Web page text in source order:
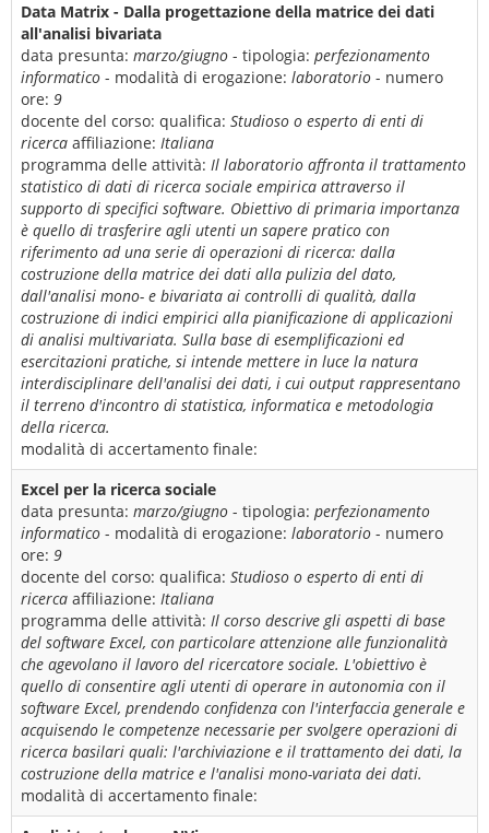
Data Matrix - Dalla progettazione della matrice dei dati
all'analisi bivariata
data presunta: marzo/giugno - tipologia: perfezionamento
informatico - modalità di erogazione: laboratorio - numero
ore: 9
docente del corso: qualifica: Studioso o esperto di enti di
ricerca affiliazione: Italiana
programma delle attività: Il laboratorio affronta il trattamento
statistico di dati di ricerca sociale empirica attraverso il
supporto di specifici software. Obiettivo di primaria importanza
è quello di trasferire agli utenti un sapere pratico con
riferimento ad una serie di operazioni di ricerca: dalla
costruzione della matrice dei dati alla pulizia del dato,
dall'analisi mono- e bivariata ai controlli di qualità, dalla
costruzione di indici empirici alla pianificazione di applicazioni
di analisi multivariata. Sulla base di esemplificazioni ed
esercitazioni pratiche, si intende mettere in luce la natura
interdisciplinare dell'analisi dei dati, i cui output rappresentano
il terreno d'incontro di statistica, informatica e metodologia
della ricerca.
modalità di accertamento finale:
Excel per la ricerca sociale
data presunta: marzo/giugno - tipologia: perfezionamento
informatico - modalità di erogazione: laboratorio - numero
ore: 9
docente del corso: qualifica: Studioso o esperto di enti di
ricerca affiliazione: Italiana
programma delle attività: Il corso descrive gli aspetti di base
del software Excel, con particolare attenzione alle funzionalità
che agevolano il lavoro del ricercatore sociale. L'obiettivo è
quello di consentire agli utenti di operare in autonomia con il
software Excel, prendendo confidenza con l'interfaccia generale e
acquisendo le competenze necessarie per svolgere operazioni di
ricerca basilari quali: l'archiviazione e il trattamento dei dati, la
costruzione della matrice e l'analisi mono-variata dei dati.
modalità di accertamento finale: